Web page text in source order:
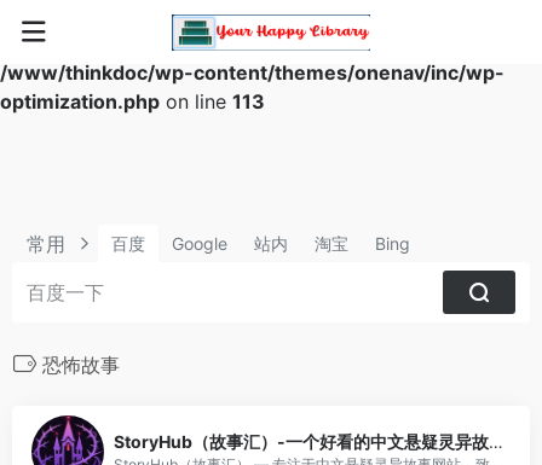
Warning
: Array to string conversion in
/www/thinkdoc/wp-content/themes/onenav/inc/wp-
optimization.php on line 113
常用 百度 Google 站内 淘宝 Bing
恐怖故事
StoryHub（故事汇）-一个好看的中文悬疑灵异故事网站